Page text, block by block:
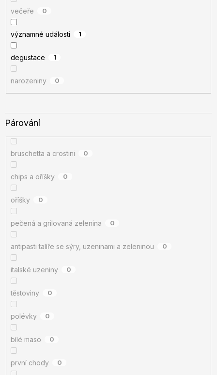
večeře 0
významné události 1
degustace 1
narozeniny 0
Párování
bruschetta a crostini 0
chips a oříšky 0
oříšky 0
pečená a grilovaná zelenina 0
antipasti talíře se sýry, uzeninami a zeleninou 0
italské uzeniny 0
těstoviny 0
polévky 0
bílé maso 0
první chody 0